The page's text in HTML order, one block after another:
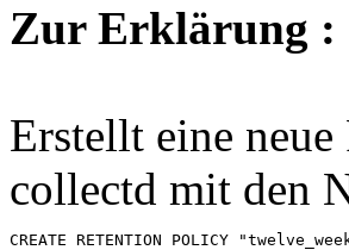
Zur Erklärung :
Erstellt eine
collectd mit den
CREATE RETENTION POLICY